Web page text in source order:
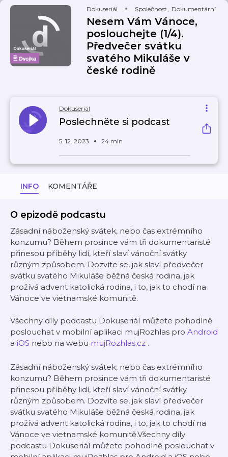
Dokuseriál Společnost, Dokumentární
Nesem Vám Vánoce,
poslouchejte (1/4).
Předvečer svátku
svatého Mikuláše v
české rodině
Dokuseriál
Poslechněte si podcast
5. 12. 2023 24 min
INFO KOMENTÁŘE
O epizodě podcastu
Zásadní náboženský svátek, nebo čas extrémního
konzumu? Během prosince vám tři dokumentaristé
přinesou příběhy lidí, kteří slaví vánoční svátky
různým způsobem. Dozvíte se, jak slaví předvečer
svátku svatého Mikuláše běžná česká rodina, jak
prožívá advent katolická rodina, i to, jak to chodí na
Vánoce ve vietnamské komunitě.
Všechny díly podcastu Dokuseriál můžete pohodlně
poslouchat v mobilní aplikaci mujRozhlas pro Android
a iOS nebo na webu mujRozhlas.cz .
Zásadní náboženský svátek, nebo čas extrémního
konzumu? Během prosince vám tři dokumentaristé
přinesou příběhy lidí, kteří slaví vánoční svátky
různým způsobem. Dozvíte se, jak slaví předvečer
svátku svatého Mikuláše běžná česká rodina, jak
prožívá advent katolická rodina, i to, jak to chodí na
Vánoce ve vietnamské komunitě.Všechny díly
podcastu Dokuseriál můžete pohodlně poslouchat v